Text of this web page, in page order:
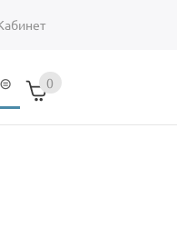
sends e-mail)
0